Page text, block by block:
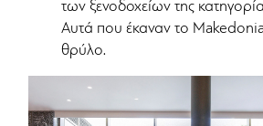
των ξενοδοχείων της
Αυτά που έκαναν το
θρύλο.